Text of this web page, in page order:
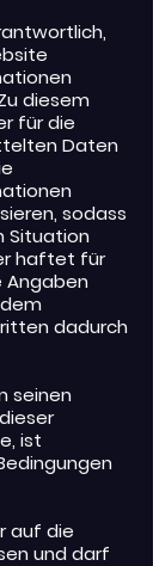
diesem
für die
Daten
sodass
Situation
haftet für
Angaben
dadurch
seinen
ist
auf die
und darf